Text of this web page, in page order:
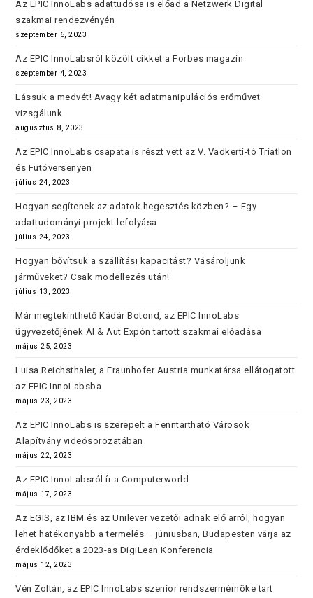
Az EPIC InnoLabs adattudósa is előad a Netzwerk Digital
szakmai rendezvényén
szeptember 6, 2023
Az EPIC InnoLabsról közölt cikket a Forbes magazin
szeptember 4, 2023
Lássuk a medvét! Avagy két adatmanipulációs erőművet
vizsgálunk
augusztus 8, 2023
Az EPIC InnoLabs csapata is részt vett az V. Vadkerti-tó Triatlon
és Futóversenyen
július 24, 2023
Hogyan segítenek az adatok hegesztés közben? – Egy
adattudományi projekt lefolyása
július 24, 2023
Hogyan bővítsük a szállítási kapacitást? Vásároljunk
járműveket? Csak modellezés után!
július 13, 2023
Már megtekinthető Kádár Botond, az EPIC InnoLabs
ügyvezetőjének AI & Aut Expón tartott szakmai előadása
május 25, 2023
Luisa Reichsthaler, a Fraunhofer Austria munkatársa ellátogatott
az EPIC InnoLabsba
május 23, 2023
Az EPIC InnoLabs is szerepelt a Fenntartható Városok
Alapítvány videósorozatában
május 22, 2023
Az EPIC InnoLabsról ír a Computerworld
május 17, 2023
Az EGIS, az IBM és az Unilever vezetői adnak elő arról, hogyan
lehet hatékonyabb a termelés – júniusban, Budapesten várja az
érdeklődőket a 2023-as DigiLean Konferencia
május 12, 2023
Vén Zoltán, az EPIC InnoLabs szenior rendszermérnöke tart